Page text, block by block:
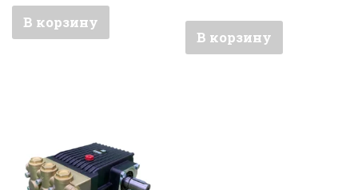
В корзину
В корзину